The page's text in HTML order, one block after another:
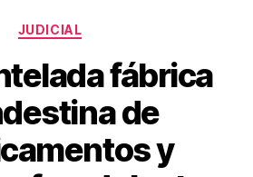
Categorías
JUDICIAL
fábrica
de
y